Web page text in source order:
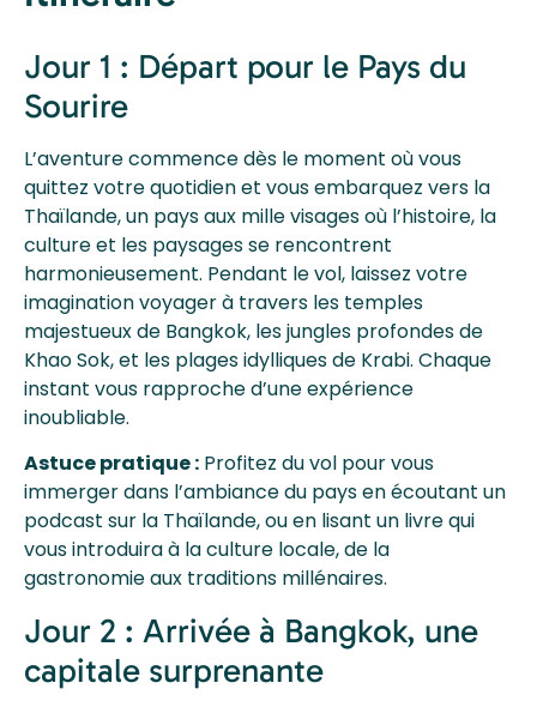
Jour 1 : Départ pour le Pays du
Sourire
L’aventure commence dès le moment où vous
quittez votre quotidien et vous embarquez vers la
Thaïlande, un pays aux mille visages où l’histoire, la
culture et les paysages se rencontrent
harmonieusement. Pendant le vol, laissez votre
imagination voyager à travers les temples
majestueux de Bangkok, les jungles profondes de
Khao Sok, et les plages idylliques de Krabi. Chaque
instant vous rapproche d’une expérience
inoubliable.
Astuce pratique : Profitez du vol pour vous
immerger dans l’ambiance du pays en écoutant un
podcast sur la Thaïlande, ou en lisant un livre qui
vous introduira à la culture locale, de la
gastronomie aux traditions millénaires.
Jour 2 : Arrivée à Bangkok, une
capitale surprenante